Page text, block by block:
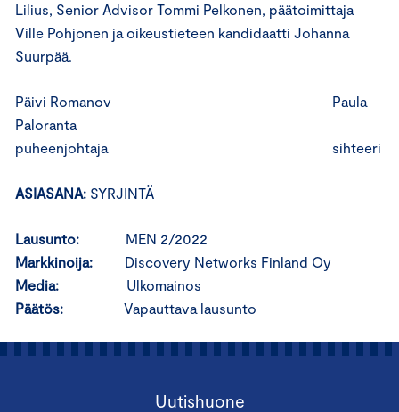
Lilius, Senior Advisor Tommi Pelkonen, päätoimittaja
Ville Pohjonen ja oikeustieteen kandidaatti Johanna
Suurpää.
Päivi Romanov Paula
Paloranta
puheenjohtaja sihteeri
ASIASANA: SYRJINTÄ
Lausunto: MEN 2/2022
Markkinoija: Discovery Networks Finland Oy
Media: Ulkomainos
Päätös: Vapauttava lausunto
Uutishuone